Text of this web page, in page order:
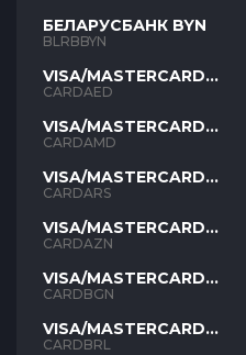
БЕЛАРУСБАНК BYN
BLRBBYN
VISA/MASTERCARD
AED
CARDAED
VISA/MASTERCARD
AMD
CARDAMD
VISA/MASTERCARD
ARS
CARDARS
VISA/MASTERCARD
AZN
CARDAZN
VISA/MASTERCARD
BGN
CARDBGN
VISA/MASTERCARD
BRL
CARDBRL